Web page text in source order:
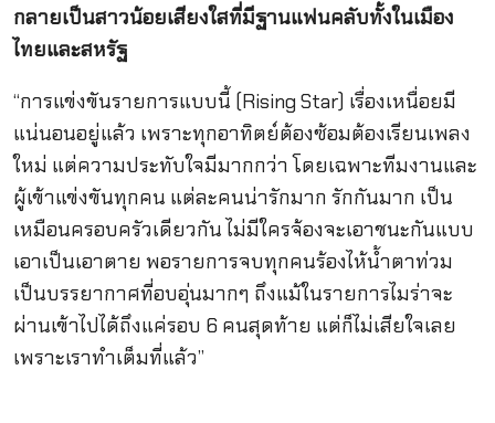
กลายเป็นสาวน้อยเสียงใสที่มีฐานแฟนคลับทั้งในเมือง
ไทยและสหรัฐ
“การแข่งขันรายการแบบนี้ (Rising Star) เรื่องเหนื่อยมี
แน่นอนอยู่แล้ว เพราะทุกอาทิตย์ต้องซ้อมต้องเรียนเพลง
ใหม่ แต่ความประทับใจมีมากกว่า โดยเฉพาะทีมงานและ
ผู้เข้าแข่งขันทุกคน แต่ละคนน่ารักมาก รักกันมาก เป็น
เหมือนครอบครัวเดียวกัน ไม่มีใครจ้องจะเอาชนะกันแบบ
เอาเป็นเอาตาย พอรายการจบทุกคนร้องไห้น้ำตาท่วม
เป็นบรรยากาศที่อบอุ่นมากๆ ถึงแม้ในรายการไมร่าจะ
ผ่านเข้าไปได้ถึงแค่รอบ 6 คนสุดท้าย แต่ก็ไม่เสียใจเลย
เพราะเราทำเต็มที่แล้ว”